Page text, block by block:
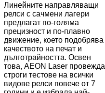
Линейните направляващи
релси с сачмени лагери
предлагат по-голяма
прецизност и по-плавно
движение, което подобрява
качеството на печат и
дълготрайността. Освен
това, AEON Laser провежда
строги тестове на всички
видове релси повече от 7